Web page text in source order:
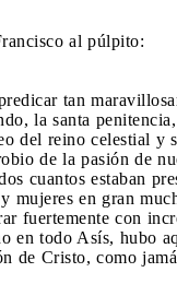
al púlpito:
tan
la santa
del reino celestial y
de la pasión de
cuantos estaban
mujeres en gran
fuertemente con
en todo Asís, hubo
de Cristo, como